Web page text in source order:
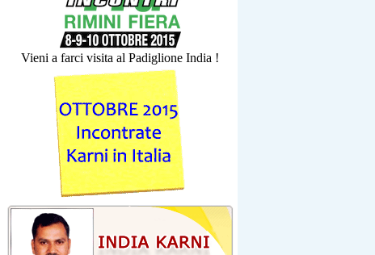
Vieni a farci visita al Padiglione India !